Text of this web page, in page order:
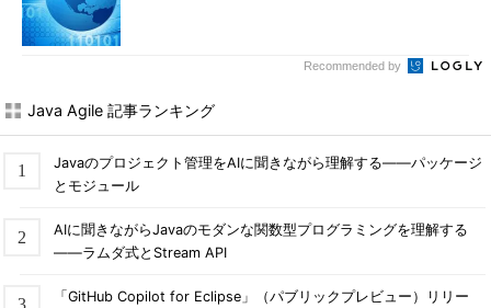
Recommended by
Java Agile 記事ランキング
Javaのプロジェクト管理をAIに聞きながら理解する――パッケージ
とモジュール
AIに聞きながらJavaのモダンな関数型プログラミングを理解する
――ラムダ式とStream API
「GitHub Copilot for Eclipse」（パブリックプレビュー）リリー